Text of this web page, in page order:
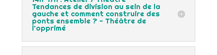
Tendances de division au sein de la
gauche et comment construire des
ponts ensemble ? - Théâtre de
l’opprimé